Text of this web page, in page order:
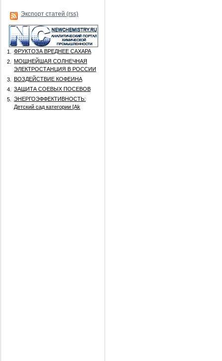
Экспорт статей (rss)
1.
ФРУКТОЗА ВРЕДНЕЕ САХАРА
2.
МОЩНЕЙШАЯ СОЛНЕЧНАЯ
ЭЛЕКТРОСТАНЦИЯ В РОССИИ
3.
ВОЗДЕЙСТВИЕ КОФЕИНА
4.
ЗАЩИТА СОЕВЫХ ПОСЕВОВ
5.
ЭНЕРГОЭФФЕКТИВНОСТЬ:
Детский сад категории [Аk